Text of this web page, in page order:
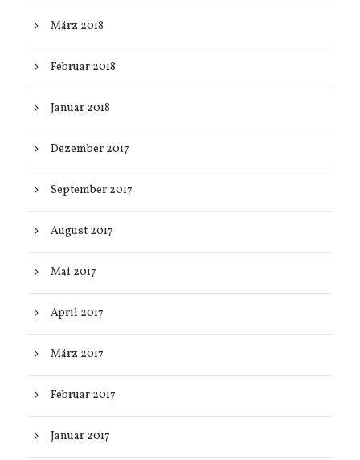
März 2018
Februar 2018
Januar 2018
Dezember 2017
September 2017
August 2017
Mai 2017
April 2017
März 2017
Februar 2017
Januar 2017